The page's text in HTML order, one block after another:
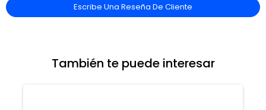
Escribe Una Reseña De Cliente
También te puede interesar